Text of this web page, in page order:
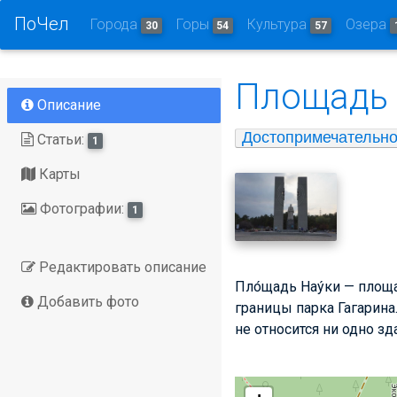
ПоЧел Города 30 Горы 54 Культура 57 Озера
Описание
Статьи: 1
Карты
Фотографии: 1
Редактировать описание
Добавить фото
Площадь
Пло́щадь Нау́ки —
границы парка
не относится ни одно